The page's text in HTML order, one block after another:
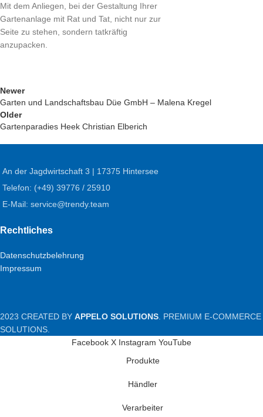
Mit dem Anliegen, bei der Gestaltung Ihrer
Gartenanlage mit Rat und Tat, nicht nur zur
Seite zu stehen, sondern tatkräftig
anzupacken.
Newer
Garten und Landschaftsbau Düe GmbH – Malena Kregel
Older
Gartenparadies Heek Christian Elberich
An der Jagdwirtschaft 3 | 17375 Hintersee
Telefon: (+49) 39776 / 25910
E-Mail: service@trendy.team
Rechtliches
Datenschutzbelehrung
Impressum
2023 CREATED BY APPELO SOLUTIONS . PREMIUM E-COMMERCE
SOLUTIONS.
Facebook X Instagram YouTube
Produkte
Händler
Verarbeiter